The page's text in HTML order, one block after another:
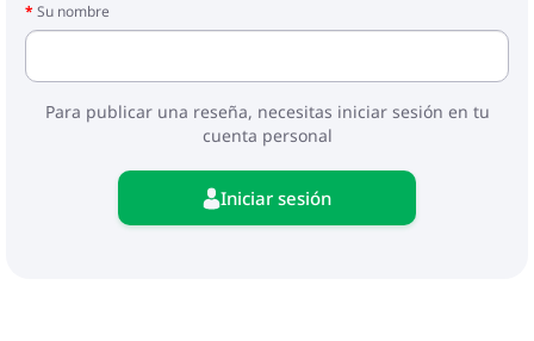
Su nombre
Para publicar una reseña, necesitas iniciar sesión en tu
cuenta personal
Iniciar sesión